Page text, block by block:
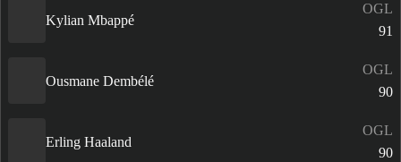
Kylian Mbappé
OGL
91
Ousmane Dembélé
OGL
90
Erling Haaland
OGL
90